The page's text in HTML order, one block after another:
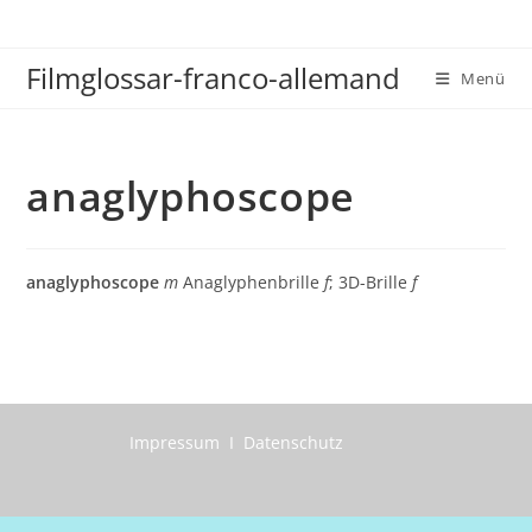
springen
Filmglossar-franco-allemand Menü
anaglyphoscope
anaglyphoscope m Anaglyphenbrillef; 3D-Brillef
Impressum I Datenschutz